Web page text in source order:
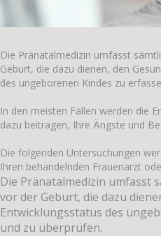
Die Pränatalmedizin umfasst
Geburt, die dazu dienen, den
des ungeborenen Kindes zu
In den meisten Fällen werden die
dazu beitragen, Ihre Ängste und
Die folgenden Untersuchungen
Ihren behandelnden Frauenarzt
Die Pränatalmedizin umfasst
vor der Geburt, die dazu
Entwicklungsstatus des
und zu überprüfen.